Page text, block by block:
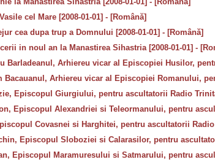
cel Mare [2008-01-01] - [Română]
cea dupa trup a Domnului [2008-01-01] - [Română]
in noul an la Manastirea Sihastria [2008-01-01] -
Barladeanul, Arhiereu vicar al Episcopiei Husilor,
Arhiereu vicar al Episcopiei Romanului,
Episcopul Giurgiului, pentru ascultatorii Radio
Episcopul Alexandriei si Teleormanului, pentru
Covasnei si Harghitei, pentru ascultatorii Radio
Episcopul Sloboziei si Calarasilor, pentru
Episcopul Maramuresului si Satmarului, pentru